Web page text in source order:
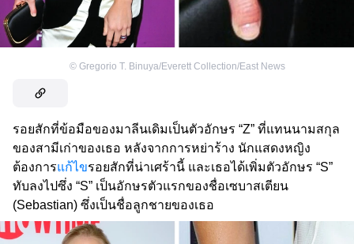
© Gregorio T. Binuya/Everett Collection/East News
รอยสักที่ข้อมือของมาลีนเดิมเป็นตัวอักษร “Z” ที่แทนนามสกุล
ของสามีเก่าของเธอ หลังจากการหย่าร้าง นักแสดงหญิง
ต้องการแก้ไขรอยสักที่น่าเศร้านี้ และเธอได้เพิ่มตัวอักษร “S”
ทับลงไปซึ่ง “S” เป็นอักษรตัวแรกของชื่อเซบาสเตียน
(Sebastian) ซึ่งเป็นชื่อลูกชายของเธอ